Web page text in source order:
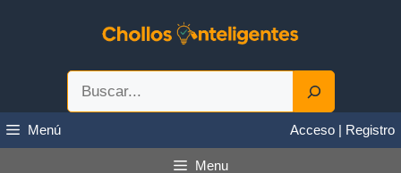
Menú Acceso | Registro
Menu